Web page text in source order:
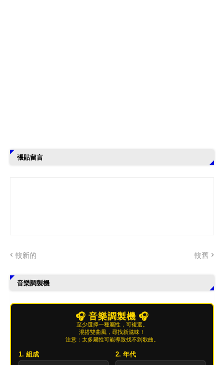
張貼留言
較新的 較舊
音樂調製機
🎧 音樂調製機 🎧
至少選擇一種屬性，可複選。
混搭雙曲風，尋找新滋味！
注意：太多屬性可能導致找不到歌曲。
1. 組成 2. 年代